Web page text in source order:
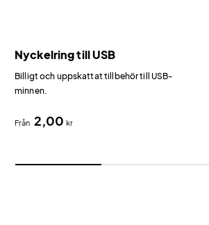
Nyckelring till USB
Billigt och uppskattat tillbehör till USB-
minnen.
Från 2,00kr